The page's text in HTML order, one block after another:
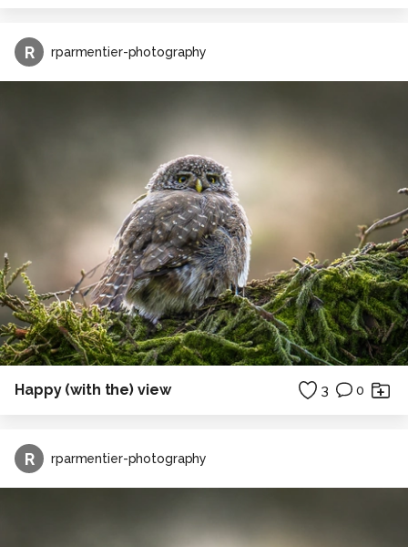
R rparmentier-photography
Happy (with the) view 3 0
R rparmentier-photography